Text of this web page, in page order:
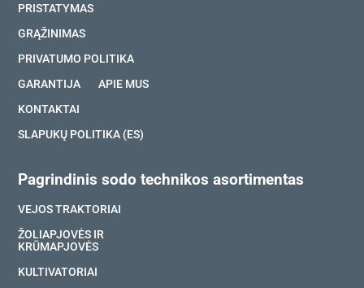
PRISTATYMAS
GRĄŽINIMAS
PRIVATUMO POLITIKA
GARANTIJA
APIE MUS
KONTAKTAI
SLAPUKŲ POLITIKA (ES)
Pagrindinis sodo technikos asortimentas
VEJOS TRAKTORIAI
ŽOLIAPJOVĖS IR
KRŪMAPJOVĖS
KULTIVATORIAI